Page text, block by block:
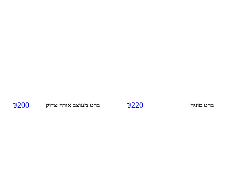
ברט סוניה ₪220 ברט מעוצב אורה צדוק ₪200